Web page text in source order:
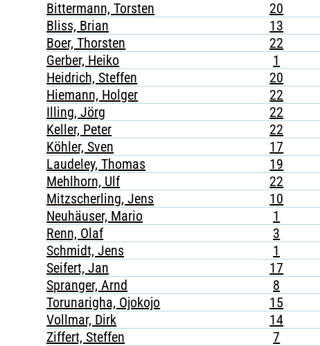
Bittermann, Torsten
20
Bliss, Brian
13
Boer, Thorsten
22
Gerber, Heiko
1
Heidrich, Steffen
20
Hiemann, Holger
22
Illing, Jörg
22
Keller, Peter
22
Köhler, Sven
17
Laudeley, Thomas
19
Mehlhorn, Ulf
22
Mitzscherling, Jens
10
Neuhäuser, Mario
1
Renn, Olaf
3
Schmidt, Jens
1
Seifert, Jan
17
Spranger, Arnd
8
Torunarigha, Ojokojo
15
Vollmar, Dirk
14
Ziffert, Steffen
7